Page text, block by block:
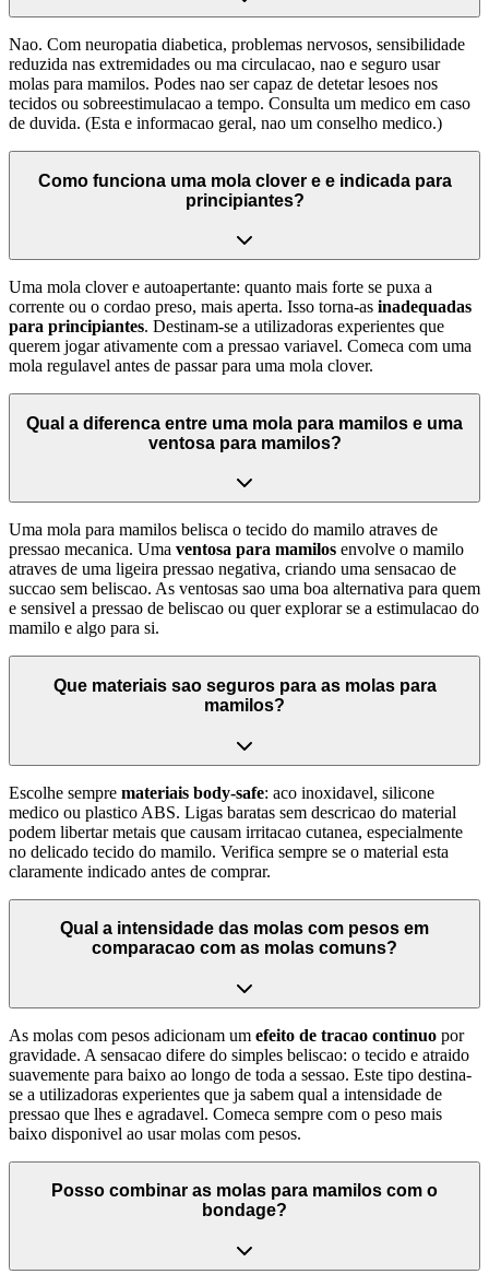
Nao. Com neuropatia diabetica, problemas nervosos, sensibilidade
reduzida nas extremidades ou ma circulacao, nao e seguro usar
molas para mamilos. Podes nao ser capaz de detetar lesoes nos
tecidos ou sobreestimulacao a tempo. Consulta um medico em caso
de duvida. (Esta e informacao geral, nao um conselho medico.)
Como funciona uma mola clover e e indicada para
principiantes?
Uma mola clover e autoapertante: quanto mais forte se puxa a
corrente ou o cordao preso, mais aperta. Isso torna-as inadequadas
para principiantes. Destinam-se a utilizadoras experientes que
querem jogar ativamente com a pressao variavel. Comeca com uma
mola regulavel antes de passar para uma mola clover.
Qual a diferenca entre uma mola para mamilos e uma
ventosa para mamilos?
Uma mola para mamilos belisca o tecido do mamilo atraves de
pressao mecanica. Uma ventosa para mamilos envolve o mamilo
atraves de uma ligeira pressao negativa, criando uma sensacao de
succao sem beliscao. As ventosas sao uma boa alternativa para quem
e sensivel a pressao de beliscao ou quer explorar se a estimulacao do
mamilo e algo para si.
Que materiais sao seguros para as molas para
mamilos?
Escolhe sempre materiais body-safe: aco inoxidavel, silicone
medico ou plastico ABS. Ligas baratas sem descricao do material
podem libertar metais que causam irritacao cutanea, especialmente
no delicado tecido do mamilo. Verifica sempre se o material esta
claramente indicado antes de comprar.
Qual a intensidade das molas com pesos em
comparacao com as molas comuns?
As molas com pesos adicionam um efeito de tracao continuo por
gravidade. A sensacao difere do simples beliscao: o tecido e atraido
suavemente para baixo ao longo de toda a sessao. Este tipo destina-
se a utilizadoras experientes que ja sabem qual a intensidade de
pressao que lhes e agradavel. Comeca sempre com o peso mais
baixo disponivel ao usar molas com pesos.
Posso combinar as molas para mamilos com o
bondage?